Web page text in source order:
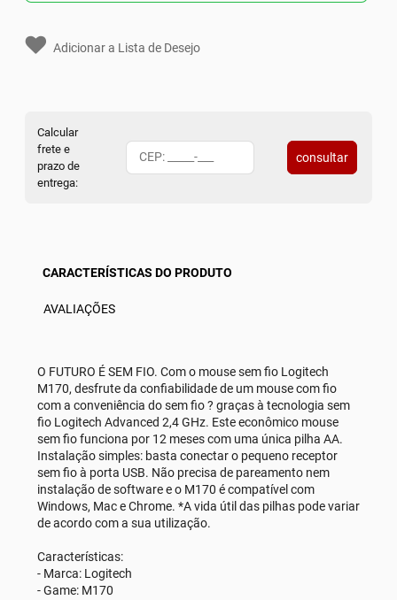
Adicionar a Lista de Desejo
Calcular
frete e
prazo de
entrega:
consultar
CARACTERÍSTICAS DO PRODUTO
AVALIAÇÕES
O FUTURO É SEM FIO. Com o mouse sem fio Logitech
M170, desfrute da confiabilidade de um mouse com fio
com a conveniência do sem fio ? graças à tecnologia sem
fio Logitech Advanced 2,4 GHz. Este econômico mouse
sem fio funciona por 12 meses com uma única pilha AA.
Instalação simples: basta conectar o pequeno receptor
sem fio à porta USB. Não precisa de pareamento nem
instalação de software e o M170 é compatível com
Windows, Mac e Chrome. *A vida útil das pilhas pode variar
de acordo com a sua utilização.
Características:
- Marca: Logitech
- Game: M170